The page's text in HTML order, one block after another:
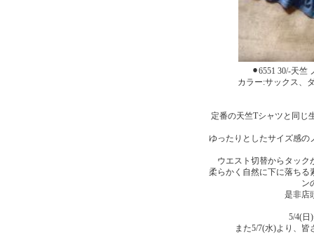
⚫︎6551 30/-天竺
カラー:サックス、
定番の天竺Tシャツと同じ
ゆったりとしたサイズ感の
ウエスト切替からタック
柔らかく自然に下に落ちる
ン
是非店
5/4(日
また5/7(水)より、